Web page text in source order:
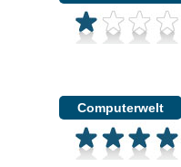
Computerwelt